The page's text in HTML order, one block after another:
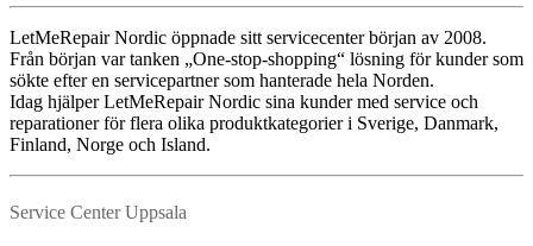
LetMeRepair Nordic öppnade sitt servicecenter början av 2008.
Från början var tanken „One-stop-shopping“ lösning för kunder som
sökte efter en servicepartner som hanterade hela Norden.
Idag hjälper LetMeRepair Nordic sina kunder med service och
reparationer för flera olika produktkategorier i Sverige, Danmark,
Finland, Norge och Island.
Service Center Uppsala